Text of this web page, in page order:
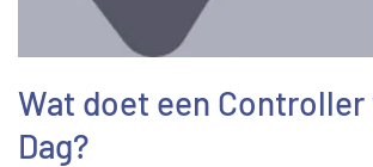
Wat doet een Controller
Dag?